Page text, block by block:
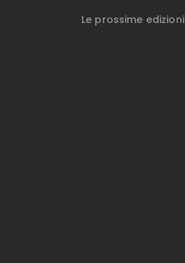
Le prossime edizioni